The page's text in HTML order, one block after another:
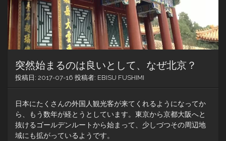
突然始まるのは良いとして、なぜ北京？
投稿日: 2017-07-16 投稿者: EBISU FUSHIMI
日本にたくさんの外国人観光客が来てくれるようになってか
ら、もう数年が経とうとしています。東京から京都大阪へと
抜けるゴールデンルートから始まって、少しづつその周辺地
域にも拡がっているようです。